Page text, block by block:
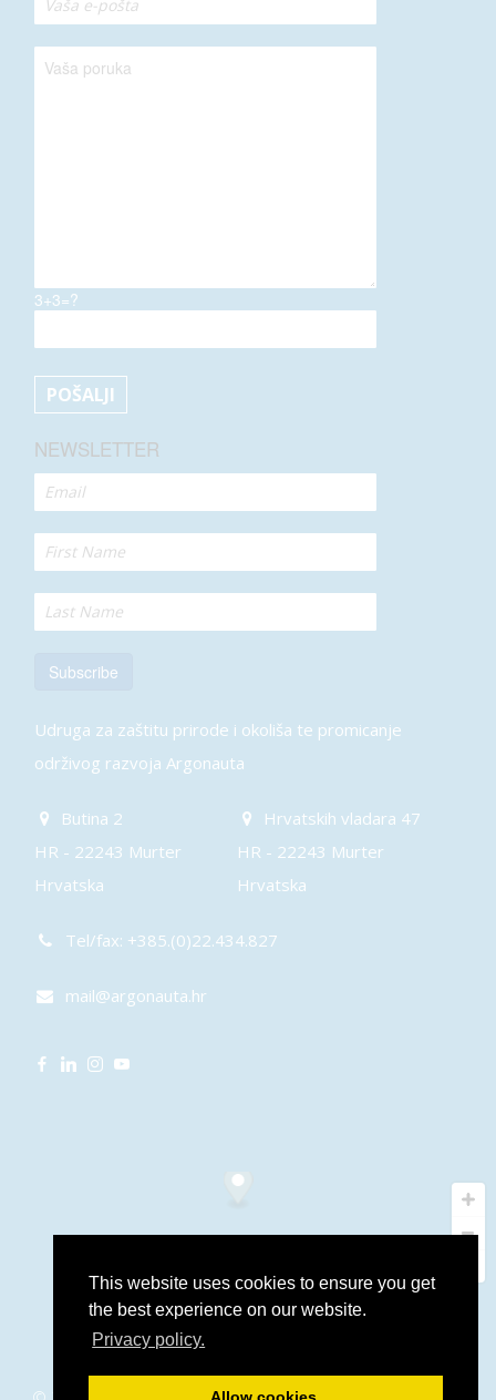
This website uses cookies to ensure you get
the best experience on our website.
Privacy policy.
3+3=?
NEWSLETTER
Subscribe
Udruga za zaštitu prirode i okoliša te promicanje
održivog razvoja Argonauta
Butina 2
HR - 22243 Murter
Hrvatska
Hrvatskih vladara 47
HR - 22243 Murter
Hrvatska
Tel/fax: +385.(0)22.434.827
mail@argonauta.hr